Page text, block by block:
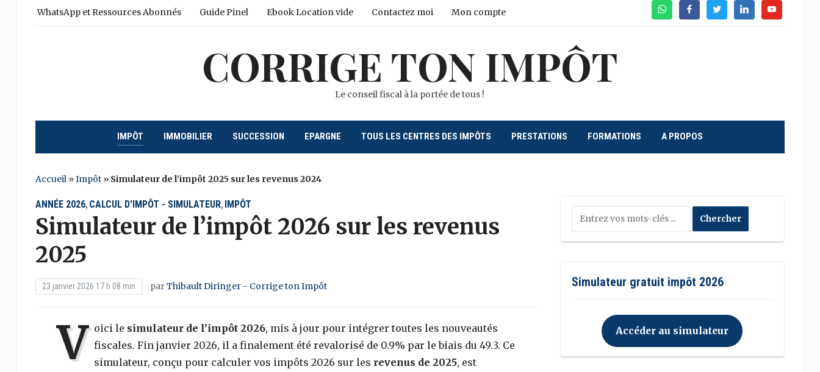
WhatsAppFacebookTwitterLinkedinYoutube
WhatsApp et Ressources Abonnés Guide Pinel Ebook Location vide Contactez moi Mon compte
CORRIGE TON IMPÔT
Le conseil fiscal à la portée de tous !
IMPÔT IMMOBILIER SUCCESSION EPARGNE TOUS LES CENTRES DES IMPÔTS PRESTATIONS FORMATIONS A PROPOS
Accueil»Impôt» Simulateur de l’impôt 2025 sur les revenus 2024
ANNÉE 2026, CALCUL D'IMPÔT - SIMULATEUR, IMPÔT
Simulateur de l’impôt 2026 sur les revenus
2025
23 janvier 2026 17 h 08 min parThibault Diringer - Corrige ton Impôt
V oici le simulateur de l’impôt 2026, mis à jour pour intégrer toutes les nouveautés
fiscales. Fin janvier 2026, il a finalement été revalorisé de 0.9% par le biais du 49.3. Ce
simulateur, conçu pour calculer vos impôts 2026 sur les revenus de 2025, est
Simulateur gratuit impôt 2026
Accéder au simulateur